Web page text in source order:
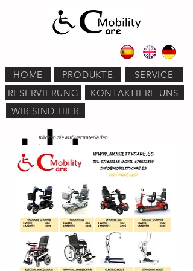
HOME PRODUKTE
SERVICE
RESERVIERUNG
KONTAKTIERE UNS
WIR SIND HIER
Klicken Sie auf Herunterladen